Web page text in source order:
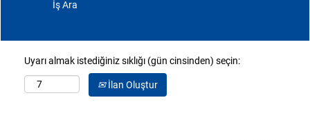
Uyarı almak istediğiniz sıklığı (gün cinsinden) seçin:
İlan Oluştur